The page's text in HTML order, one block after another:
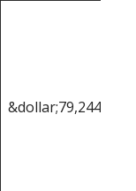
&dollar;79,244